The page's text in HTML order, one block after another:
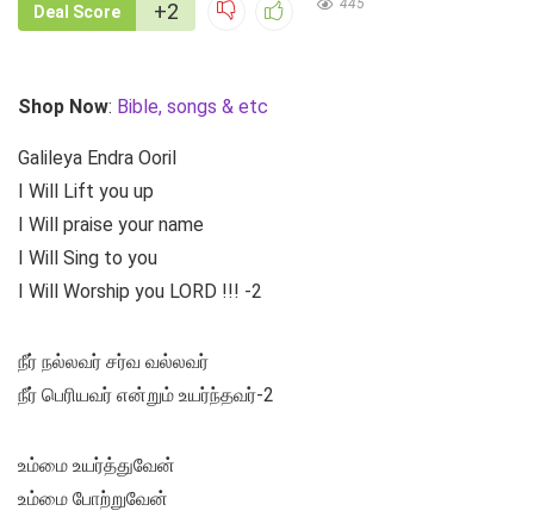
Deal Score +2 445
Shop Now: Bible, songs & etc
Galileya Endra Ooril
I Will Lift you up
I Will praise your name
I Will Sing to you
I Will Worship you LORD !!! -2
நீர் நல்லவர் சர்வ வல்லவர்
நீர் பெரியவர் என்றும் உயர்ந்தவர்-2
உம்மை உயர்த்துவேன்
உம்மை போற்றுவேன்